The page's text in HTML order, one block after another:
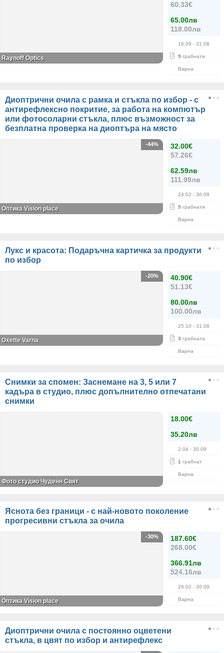
60.33€
65.00лв
118.00лв
16.09 - 31.08
9 грабнати
Варна
Raynoff Optics
Диоптрични очила с рамка и стъкла по избор - с
антирефлексно покритие, за работа на компютър
или фотосоларни стъкла, плюс възможност за
безплатна проверка на диоптъра на място
32.00€
57.26€
62.59лв
111.99лв
24.02 - 30.09
5 грабнати
Варна
-44%
Оптика Vision place
Лукс и красота: Подаръчна картичка за продукти
по избор
40.90€
51.13€
80.00лв
100.00лв
25.10 - 31.08
3 грабнати
Варна
-20%
Oxette Varna
Снимки за спомен: Заснемане на 3, 5 или 7
кадъра в студио, плюс допълнително отпечатани
снимки
18.00€
35.20лв
2.04 - 30.09
1 грабнат
Варна
Фото студио Чуденн Свят
Яснота без граници - с най-новото поколение
прогресивни стъкла за очила
187.60€
268.00€
366.91лв
524.16лв
26.02 - 30.09
Варна
-30%
Оптика Vision place
Диоптрични очила с постоянно оцветени
стъкла, в цвят по избор и антирефлекс